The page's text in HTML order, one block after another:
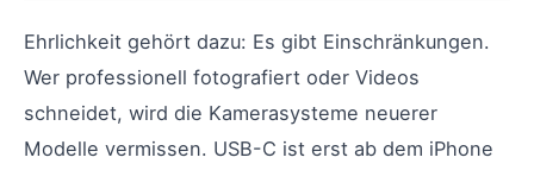
Ehrlichkeit gehört dazu: Es gibt Einschränkungen.
Wer professionell fotografiert oder Videos
schneidet, wird die Kamerasysteme neuerer
Modelle vermissen. USB-C ist erst ab dem iPhone